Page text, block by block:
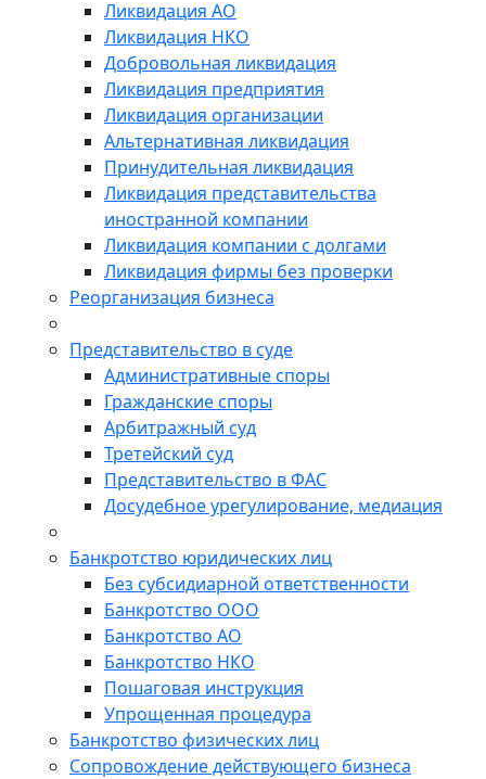
Ликвидация АО
Ликвидация НКО
Добровольная ликвидация
Ликвидация предприятия
Ликвидация организации
Альтернативная ликвидация
Принудительная ликвидация
Ликвидация представительства
иностранной компании
Ликвидация компании с долгами
Ликвидация фирмы без проверки
Реорганизация бизнеса
Представительство в суде
Административные споры
Гражданские споры
Арбитражный суд
Третейский суд
Представительство в ФАС
Досудебное урегулирование, медиация
Банкротство юридических лиц
Без субсидиарной ответственности
Банкротство ООО
Банкротство АО
Банкротство НКО
Пошаговая инструкция
Упрощенная процедура
Банкротство физических лиц
Сопровождение действующего бизнеса